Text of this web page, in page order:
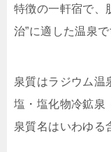
特徴の一軒宿で、
治”に適した温泉で
泉質はラジウム温
塩・塩化物冷鉱泉
泉質名はいわゆる